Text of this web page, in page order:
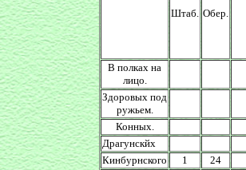
Штаб. Обер.
В полках на
лицо.
Здоровых под
ружьем.
Конных.
Драгунскйх
Кинбурнского
1 24